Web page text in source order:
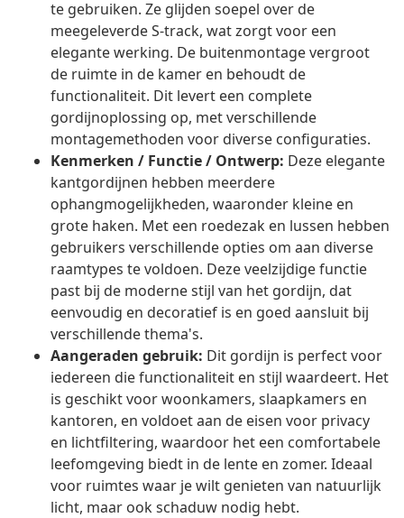
te gebruiken. Ze glijden soepel over de
meegeleverde S-track, wat zorgt voor een
elegante werking. De buitenmontage vergroot
de ruimte in de kamer en behoudt de
functionaliteit. Dit levert een complete
gordijnoplossing op, met verschillende
montagemethoden voor diverse configuraties.
Kenmerken / Functie / Ontwerp: Deze elegante
kantgordijnen hebben meerdere
ophangmogelijkheden, waaronder kleine en
grote haken. Met een roedezak en lussen hebben
gebruikers verschillende opties om aan diverse
raamtypes te voldoen. Deze veelzijdige functie
past bij de moderne stijl van het gordijn, dat
eenvoudig en decoratief is en goed aansluit bij
verschillende thema's.
Aangeraden gebruik: Dit gordijn is perfect voor
iedereen die functionaliteit en stijl waardeert. Het
is geschikt voor woonkamers, slaapkamers en
kantoren, en voldoet aan de eisen voor privacy
en lichtfiltering, waardoor het een comfortabele
leefomgeving biedt in de lente en zomer. Ideaal
voor ruimtes waar je wilt genieten van natuurlijk
licht, maar ook schaduw nodig hebt.